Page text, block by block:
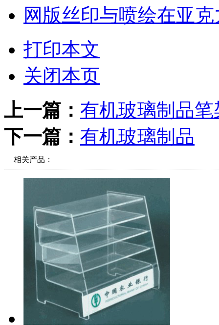
网版丝印与喷绘在亚
打印本文
关闭本页
上一篇： 有机玻璃制品笔
下一篇： 有机玻璃制品
相关产品：